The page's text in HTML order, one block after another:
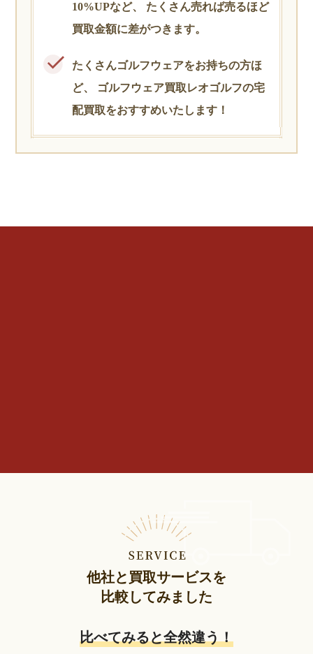
10%UPなど、
たくさん売れば売るほど
買取金額に差がつきます。
たくさんゴルフウェアをお持ちの方ほ
ど、
ゴルフウェア買取レオゴルフの宅
配買取をおすすめいたします！
他社と買取サービスを
比較してみました
比べてみると全然違う！